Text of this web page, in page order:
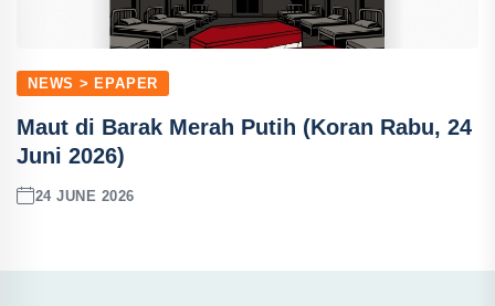
NEWS > EPAPER
Maut di Barak Merah Putih (Koran Rabu, 24
Juni 2026)
24 JUNE 2026